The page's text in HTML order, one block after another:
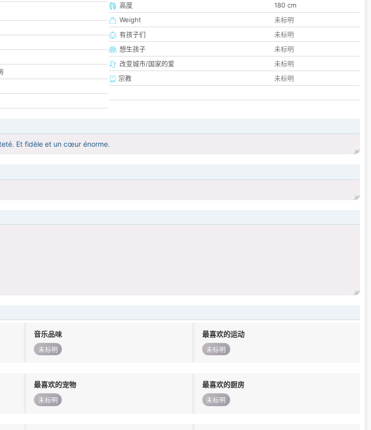
高度
180 cm
Weight
未标明
有孩子们
未标明
想生孩子
未标明
改变城市/国家的爱
未标明
宗教
未标明
Et fidèle et un cœur énorme.
音乐品味
未标明
最喜欢的运动
未标明
最喜欢的宠物
未标明
最喜欢的厨房
未标明